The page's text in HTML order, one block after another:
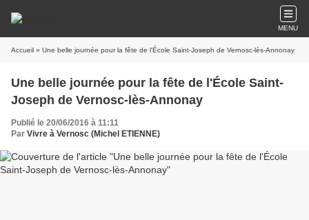
MENU
Accueil » Une belle journée pour la fête de l'École Saint-Joseph de Vernosc-lès-Annonay
Une belle journée pour la fête de l'École Saint-
Joseph de Vernosc-lès-Annonay
Publié le 20/06/2016 à 11:11
Par Vivre à Vernosc (Michel ETIENNE)